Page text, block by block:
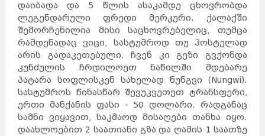
დაიბადა და 5 წლის ასაკამდე ცხოვრობდა
ლეგენდარული ფრედი მერკური. ქალაქში
შემორჩენილია მისი საცხოვრებელიც, თუმცა
რამდენადაც ვიცი, სასტუმროდ თუ ჰოსტელად
არის გადაკეთებული. ჩვენ კი გეზი გვქონდა
კუნძულის ჩრდილოეთ ნაწილში მდებარე
პატარა სოფლისკენ სახელად ნუნგვი (Nungwi).
სასტუმროს წინასწარ შევუკვეთეთ ტრანსფერი,
ერთი მანქანის ფასი - 50 დოლარი. რადგანაც
სამნი ვიყავით, საკმაოდ მისაღები თანხა იყო.
დაახლოებით 2 საათიანი გზა და ღამის 1 საათზე